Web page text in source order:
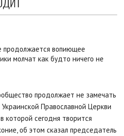
продолжает не замечать
Православной Церкви
которой сегодня творится
об этом сказал председатель